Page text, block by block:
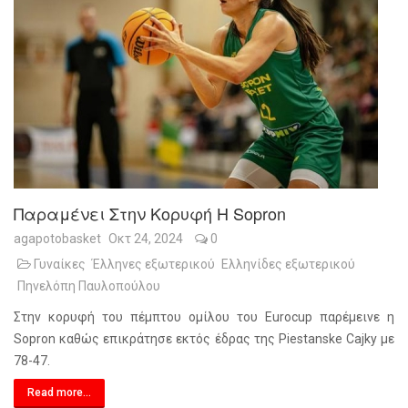
Παραμένει Στην Κορυφή Η Sopron
agapotobasket Οκτ 24, 2024
0
Γυναίκες Έλληνες εξωτερικού
Ελληνίδες εξωτερικού
Πηνελόπη Παυλοπούλου
Στην κορυφή του πέμπτου ομίλου του Eurocup παρέμεινε η
Sopron καθώς επικράτησε εκτός έδρας της Piestanske Cajky με
78-47.
Read more...